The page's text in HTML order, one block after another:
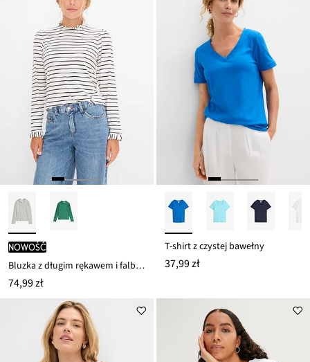
nowość
Bluzka z długim rękawem i falbankami
74,99 zł
T-shirt z czystej bawełny
37,99 zł